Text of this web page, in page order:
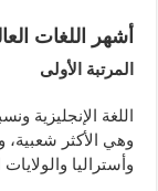
أشهر اللغات
المرتبة الأولى
وهي الأكثر
وأستراليا